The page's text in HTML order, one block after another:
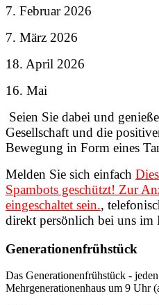
7. Februar 2026
7. März 2026
18. April 2026
16. Mai
Seien Sie dabei und
Gesellschaft und die
Bewegung in Form eines
Melden Sie sich einfach
Spambots geschützt! Zur
eingeschaltet sein.,
direkt persönlich bei uns im
Generationenfrühstück
Das Generationenfrühstück -
Mehrgenerationenhaus um 9 Uhr